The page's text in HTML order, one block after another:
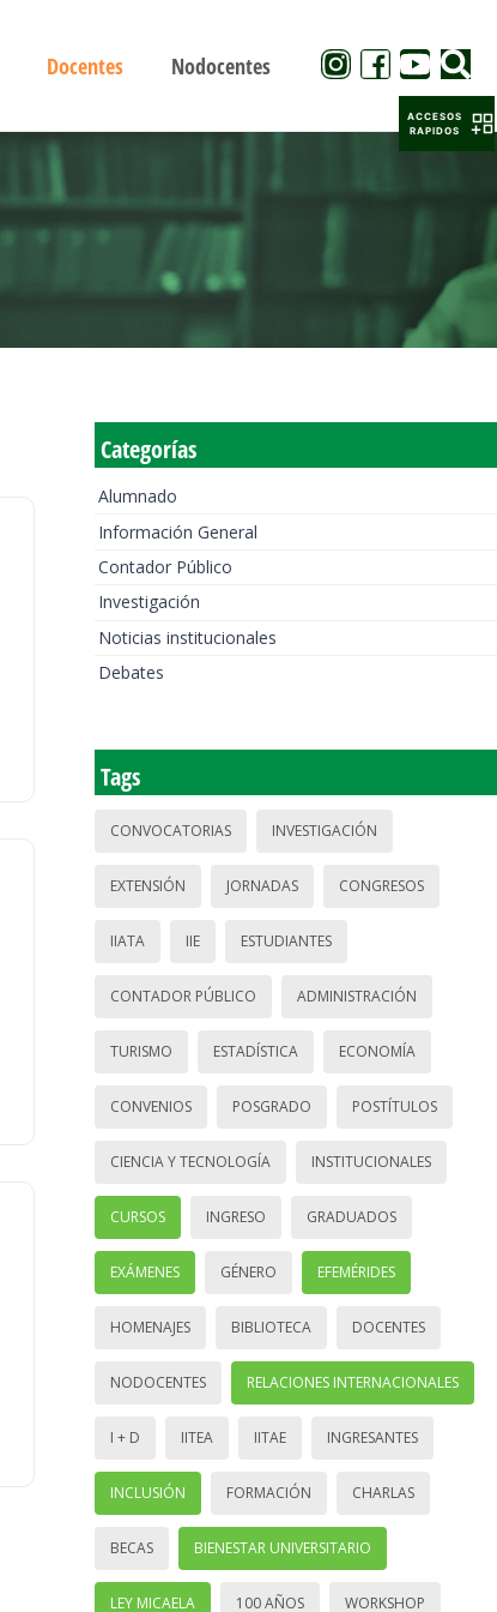
Docentes Nodocentes
Categorías
Alumnado
Información General
Contador Público
Investigación
Noticias institucionales
Debates
Tags
CONVOCATORIAS INVESTIGACIÓN
EXTENSIÓN JORNADAS CONGRESOS
IIATA IIE ESTUDIANTES
CONTADOR PÚBLICO ADMINISTRACIÓN
TURISMO ESTADÍSTICA ECONOMÍA
CONVENIOS POSGRADO POSTÍTULOS
CIENCIA Y TECNOLOGÍA INSTITUCIONALES
CURSOS INGRESO GRADUADOS
EXÁMENES GÉNERO EFEMÉRIDES
HOMENAJES BIBLIOTECA DOCENTES
NODOCENTES RELACIONES INTERNACIONALES
I + D IITEA IITAE INGRESANTES
INCLUSIÓN FORMACIÓN CHARLAS
BECAS BIENESTAR UNIVERSITARIO
LEY MICAELA 100 AÑOS WORKSHOP
ACCESOS
RAPIDOS